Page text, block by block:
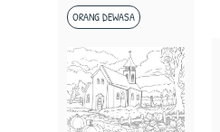
ORANG DEWASA